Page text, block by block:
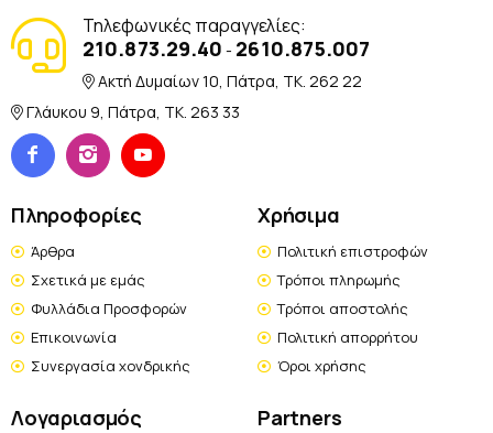
Τηλεφωνικές παραγγελίες:
210.873.29.40 - 2610.875.007
Ακτή Δυμαίων 10, Πάτρα, TK. 262 22
Γλάυκου 9, Πάτρα, TK. 263 33
Πληροφορίες
Άρθρα
Σχετικά με εμάς
Φυλλάδια Προσφορών
Επικοινωνία
Συνεργασία χονδρικής
Χρήσιμα
Πολιτική επιστροφών
Τρόποι πληρωμής
Τρόποι αποστολής
Πολιτική απορρήτου
Όροι χρήσης
Λογαριασμός Partners